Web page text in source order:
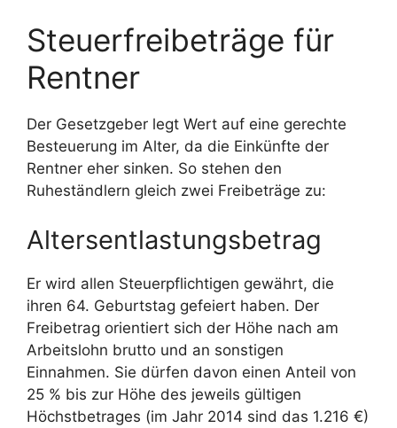
Steuerfreibeträge für
Rentner
Der Gesetzgeber legt Wert auf eine gerechte
Besteuerung im Alter, da die Einkünfte der
Rentner eher sinken. So stehen den
Ruheständlern gleich zwei Freibeträge zu:
Altersentlastungsbetrag
Er wird allen Steuerpflichtigen gewährt, die
ihren 64. Geburtstag gefeiert haben. Der
Freibetrag orientiert sich der Höhe nach am
Arbeitslohn brutto und an sonstigen
Einnahmen. Sie dürfen davon einen Anteil von
25 % bis zur Höhe des jeweils gültigen
Höchstbetrages (im Jahr 2014 sind das 1.216 €)